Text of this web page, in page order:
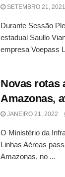
SETEMBRO 21, 2021
Durante Sessão
estadual Saullo
empresa Voepass
Novas rotas
Amazonas,
JANEIRO 21, 2022
O Ministério da
Linhas Aéreas
Amazonas, no ...